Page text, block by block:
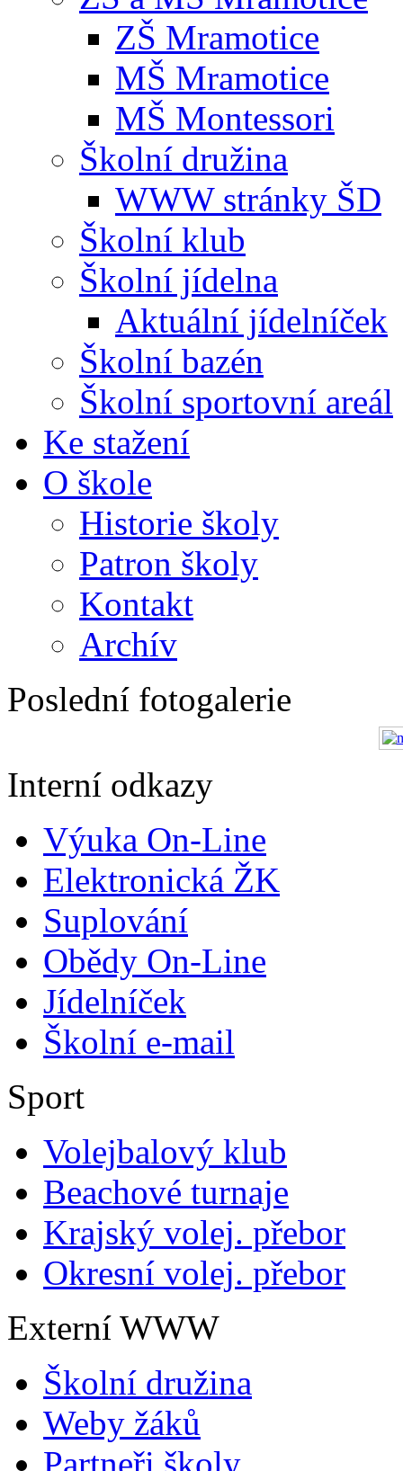
ZŠ Mramotice
MŠ Mramotice
MŠ Montessori
Školní družina
WWW stránky ŠD
Školní klub
Školní jídelna
Aktuální jídelníček
Školní bazén
Školní sportovní areál
Ke stažení
O škole
Historie školy
Patron školy
Kontakt
Archív
Poslední fotogalerie
Interní odkazy
Výuka On-Line
Elektronická ŽK
Suplování
Obědy On-Line
Jídelníček
Školní e-mail
Sport
Volejbalový klub
Beachové turnaje
Krajský volej. přebor
Okresní volej. přebor
Externí WWW
Školní družina
Weby žáků
Partneři školy